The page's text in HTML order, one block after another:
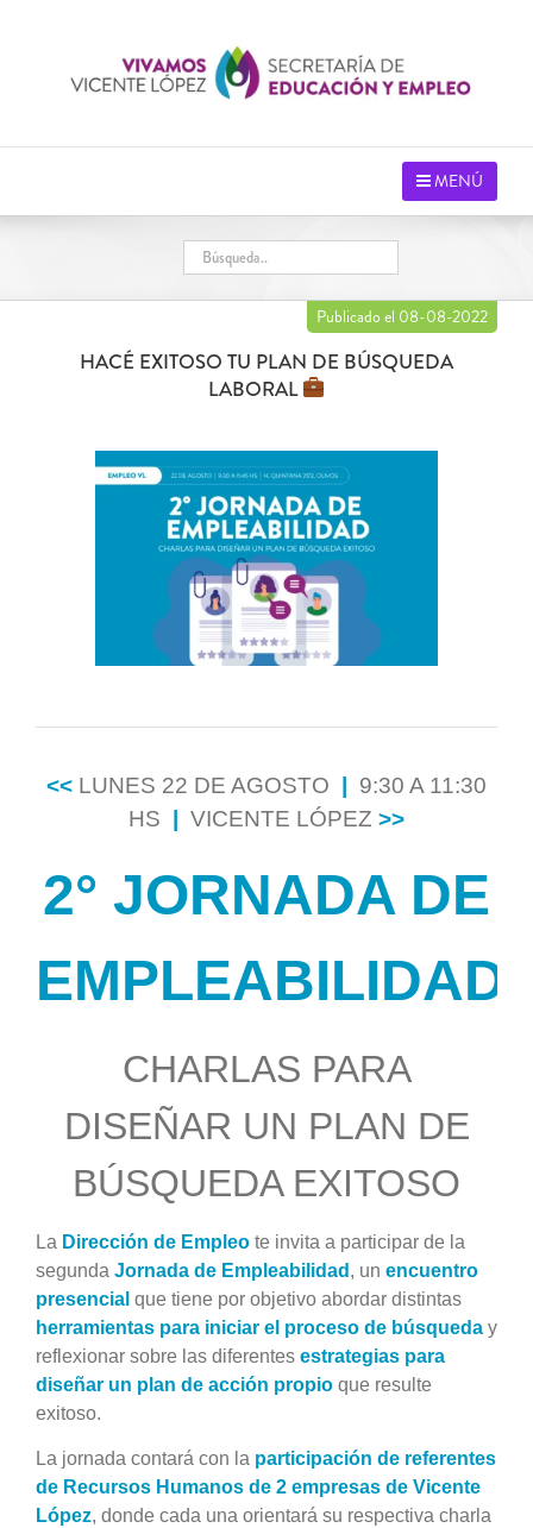
MENÚ
Publicado el 08-08-2022
HACÉ EXITOSO TU PLAN DE BÚSQUEDA
LABORAL
<< LUNES 22 DE AGOSTO
9:30 A 11:30
HS
VICENTE LÓPEZ >>
2° JORNADA DE
EMPLEABILIDAD
CHARLAS PARA
DISEÑAR UN PLAN DE
BÚSQUEDA EXITOSO
La Dirección de Empleo te invita a participar de la
segunda Jornada de Empleabilidad , un encuentro
presencial que tiene por objetivo abordar distintas
herramientas para iniciar el proceso de búsqueda y
reflexionar sobre las diferentes estrategias para
diseñar un plan de acción propio que resulte
exitoso.
La jornada contará con la participación de referentes
de Recursos Humanos de 2 empresas de Vicente
López, donde cada una orientará su respectiva charla